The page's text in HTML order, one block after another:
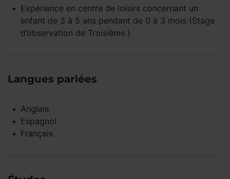
Expérience en centre de loisirs concernant un
enfant de 3 à 5 ans pendant de 0 à 3 mois (Stage
d’observation de Troisième.)
Langues parlées
Anglais
Espagnol
Français